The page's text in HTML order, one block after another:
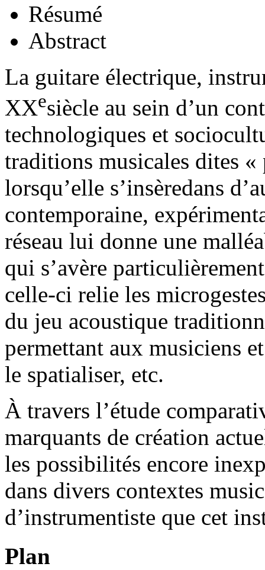
Résumé
Abstract
La guitare électrique,
XXesiècle au sein d’un
technologiques et
traditions musicales dites
lorsqu’elle s’insèredans
contemporaine,
réseau lui donne une
qui s’avère
celle-ci relie les
du jeu acoustique
permettant aux musiciens
le spatialiser, etc.
À travers l’étude
marquants de création
les possibilités encore
dans divers contextes
d’instrumentiste que cet
Plan